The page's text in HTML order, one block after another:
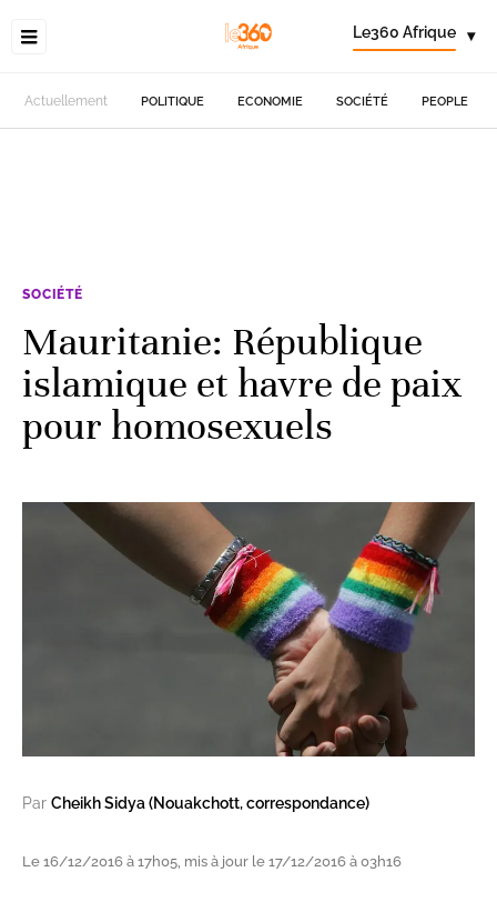
Le360 Afrique ▾
Actuellement POLITIQUE ECONOMIE SOCIÉTÉ PEOPLE
SOCIÉTÉ
Mauritanie: République
islamique et havre de paix
pour homosexuels
Par Cheikh Sidya (Nouakchott, correspondance)
Le 16/12/2016 à 17h05, mis à jour le 17/12/2016 à 03h16